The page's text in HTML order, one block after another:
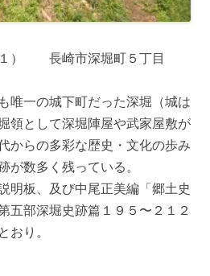
） 長崎市深堀町５丁目
唯一の城下町だった深堀（城は
領として深堀陣屋や武家屋敷が
からの多彩な歴史・文化の歩み
が数多く残っている。
明板、及び中尾正美編「郷土史
五部深堀史跡篇１９５〜２１２
おり。